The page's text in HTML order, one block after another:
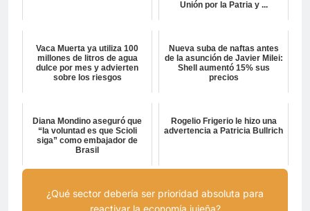
Unión por la Patria y ...
Vaca Muerta ya utiliza 100
millones de litros de agua
dulce por mes y advierten
sobre los riesgos
Nueva suba de naftas antes
de la asunción de Javier Milei:
Shell aumentó 15% sus
precios
Diana Mondino aseguró que
“la voluntad es que Scioli
siga” como embajador de
Brasil
Rogelio Frigerio le hizo una
advertencia a Patricia Bullrich
¿Qué sector debería ser prioridad absoluta para